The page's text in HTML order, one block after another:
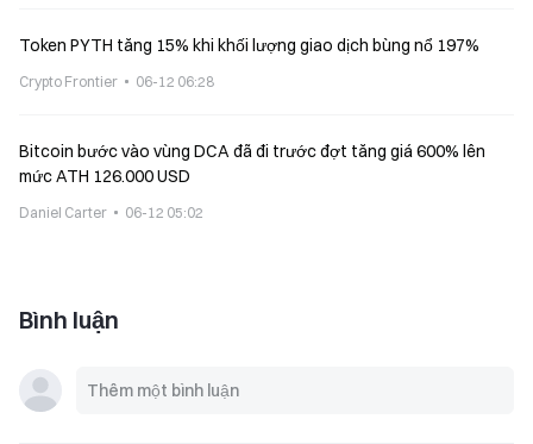
Token PYTH tăng 15% khi khối lượng giao dịch bùng nổ 197%
Crypto Frontier 06-12 06:28
Bitcoin bước vào vùng DCA đã đi trước đợt tăng giá 600% lên
mức ATH 126.000 USD
Daniel Carter 06-12 05:02
Bình luận